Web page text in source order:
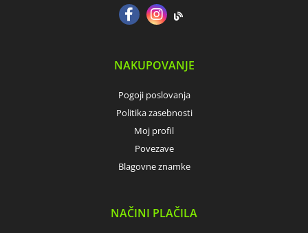
NAKUPOVANJE
Pogoji poslovanja
Politika zasebnosti
Moj profil
Povezave
Blagovne znamke
NAČINI PLAČILA